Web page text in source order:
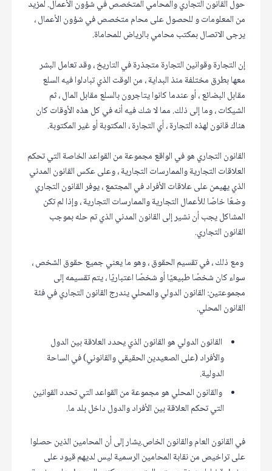
حول القانون التجاري والمحامي المتخصص في شؤون الأعمال. لمزيد
من المعلومات و للحصول على محام متخصص في شؤون الأعمال ،
يرجى الاتصال بمكتب محامي بالرياض للمحاماة.
إن التجارة وقوانين التجارة متجذرة في التاريخ ، وقد تعامل البشر
معها بطرق مختلفة منذ البداية ، من الوقت الذي تبادلوا فيه السلع
مقابل البضائع ، أو عندما كانوا يتاجرون بالسلع مقابل المال ، ثم
الشيكات ، وما إلى ذلك. مما لا شك فيه أنه في كل هذه الأوقات كان
هناك قانون لهذه التجارة ، أي التجارة ، المكتوبة أو غير المكتوبة.
القانون التجاري هو في الواقع مجموعة من القواعد الخاصة التي تحكم
العلاقات التجارية والممارسات التجارية ، وعلى عكس القانون المدني
الذي يهيمن على علاقات الأفراد في المجتمع ، يوفر القانون التجاري
وضعًا خاصًا للأعمال التجارية والممارسات التجارية ، وإذا لم تكن
المشاكل يجب أن نشير إلى القانون المدني الذي تم حله بموجب
القانون التجاري.
ومع ذلك ، في تقسيم الحقوق ، وهو ما يعني جميع حقوق الشخص ،
سواء كان شخصًا طبيعيًا أو شخصًا اعتباريًا ، يتم تقسيمه إلى
مجموعتين: القانون الدولي والمحلي يندرج القانون التجاري في فئة
القانون المحلي.
القانون الدولي هو القانون الذي يحدد العلاقة بين الدول
والأفراد (على الصعيدين الحقيقي والقانوني) في الساحة
الدولية.
والقانون المحلي هو مجموعة من القواعد التي تحدد القوانين
التي تحكم العلاقة بين الأفراد والدول داخل بلد ما.
في القانون العام والقانون الخاص.يشار إلى أن المحامين الذين حصلوا
على تراخيص من نقابة المحامين الرسمية ليس لديهم قيود على